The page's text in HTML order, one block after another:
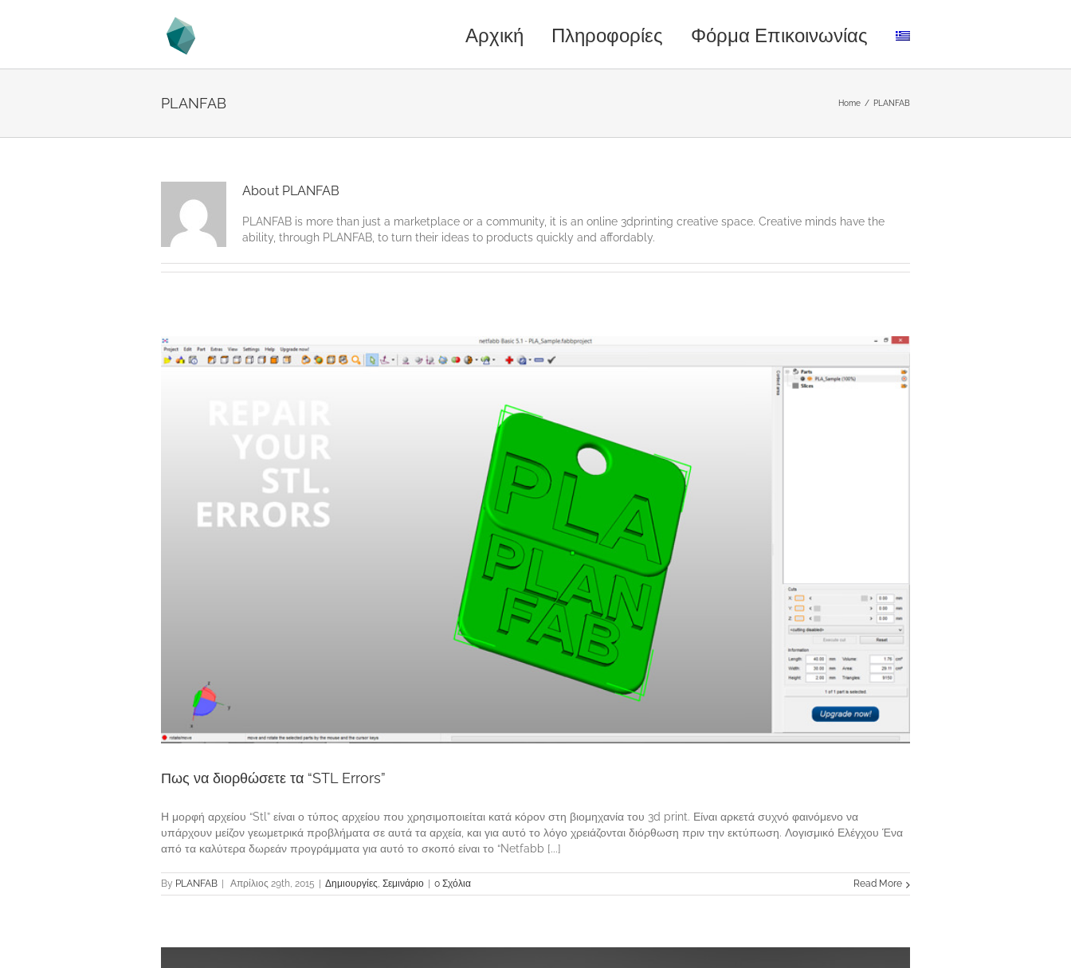
Αρχική Πληροφορίες Φόρμα Επικοινωνίας
PLANFAB Home / PLANFAB
About PLANFAB
PLANFAB is more than just a marketplace or a community, it is an online 3dprinting creative space. Creative minds have the
ability, through PLANFAB, to turn their ideas to products quickly and affordably.
Πως να διορθώσετε τα “STL Errors”
Η μορφή αρχείου “Stl” είναι ο τύπος αρχείου που χρησιμοποιείται κατά κόρον στη βιομηχανία του 3d print. Είναι αρκετά συχνό φαινόμενο να
υπάρχουν μείζον γεωμετρικά προβλήματα σε αυτά τα αρχεία, και για αυτό το λόγο χρειάζονται διόρθωση πριν την εκτύπωση. Λογισμικό Ελέγχου Ένα
από τα καλύτερα δωρεάν προγράμματα για αυτό το σκοπό είναι το “Netfabb [...]
By PLANFAB Απρίλιος 29th, 2015 Δημιουργίες, Σεμινάριο 0 Σχόλια Read More